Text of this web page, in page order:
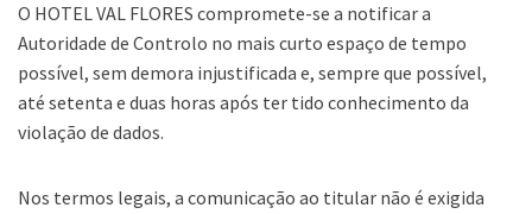
O HOTEL VAL FLORES compromete-se a notificar a
Autoridade de Controlo no mais curto espaço de tempo
possível, sem demora injustificada e, sempre que possível,
até setenta e duas horas após ter tido conhecimento da
violação de dados.
Nos termos legais, a comunicação ao titular não é exigida